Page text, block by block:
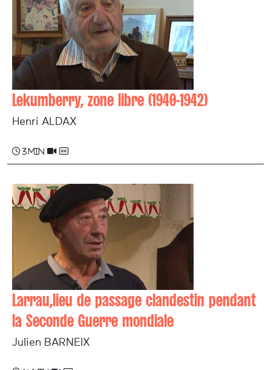
Lekumberry, zone libre (1940-1942)
Henri ALDAX
3 min
Larrau,lieu de passage clandestin pendant
la Seconde Guerre mondiale
Julien BARNEIX